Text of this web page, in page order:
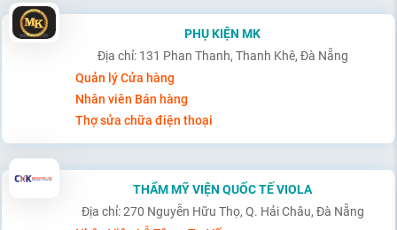
PHỤ KIỆN MK
Địa chỉ: 131 Phan Thanh, Thanh Khê, Đà Nẵng
Quản lý Cửa hàng
Nhân viên Bán hàng
Thợ sửa chữa điện thoại
THẨM MỸ VIỆN QUỐC TẾ VIOLA
Địa chỉ: 270 Nguyễn Hữu Thọ, Q. Hải Châu, Đà Nẵng